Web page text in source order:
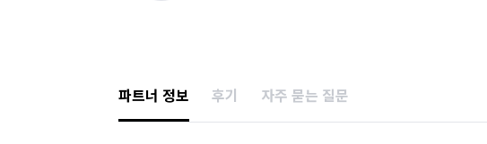
파트너 정보 후기 자주 묻는 질문